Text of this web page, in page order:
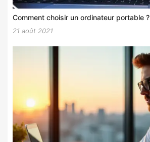
Comment choisir un ordinateur portable ?
21 août 2021